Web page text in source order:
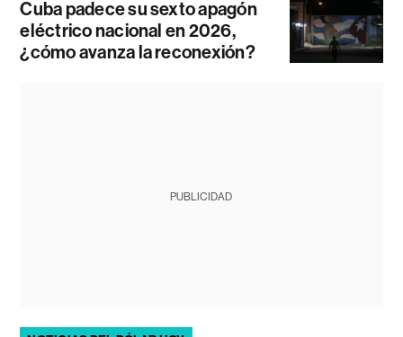
Cuba padece su sexto apagón
eléctrico nacional en 2026,
¿cómo avanza la reconexión?
PUBLICIDAD